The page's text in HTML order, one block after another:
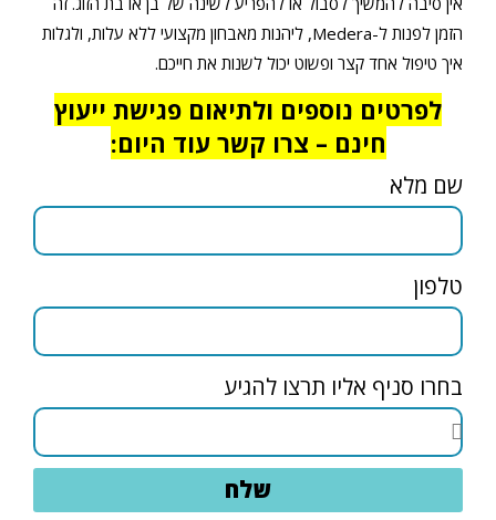
הזמן לפנות ל-Medera, ליהנות מאבחון מקצועי ללא עלות, ולגלות
איך טיפול אחד קצר ופשוט יכול לשנות את חייכם.
לפרטים נוספים ולתיאום פגישת ייעוץ
חינם – צרו קשר עוד היום:
שם מלא
טלפון
בחרו סניף אליו תרצו להגיע
שלח